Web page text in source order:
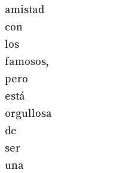
amistad
con
los
famosos,
pero
está
orgullosa
de
ser
una